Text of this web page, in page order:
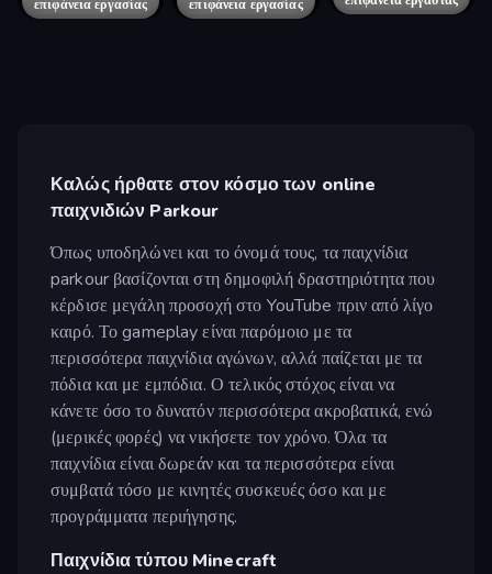
επιφάνεια εργασίας
επιφάνεια εργασίας
Καλώς ήρθατε στον κόσμο των online
παιχνιδιών Parkour
Όπως υποδηλώνει και το όνομά τους, τα παιχνίδια
parkour βασίζονται στη δημοφιλή δραστηριότητα που
κέρδισε μεγάλη προσοχή στο YouTube πριν από λίγο
καιρό. Το gameplay είναι παρόμοιο με τα
περισσότερα παιχνίδια αγώνων, αλλά παίζεται με τα
πόδια και με εμπόδια. Ο τελικός στόχος είναι να
κάνετε όσο το δυνατόν περισσότερα ακροβατικά, ενώ
(μερικές φορές) να νικήσετε τον χρόνο. Όλα τα
παιχνίδια είναι δωρεάν και τα περισσότερα είναι
συμβατά τόσο με κινητές συσκευές όσο και με
προγράμματα περιήγησης.
Παιχνίδια τύπου Minecraft